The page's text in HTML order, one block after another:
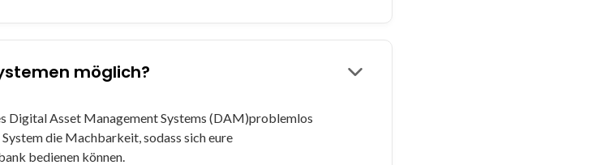
möglich?
Digital Asset Management Systems (DAM)problemlos
die Machbarkeit, sodass sich eure
bedienen können.